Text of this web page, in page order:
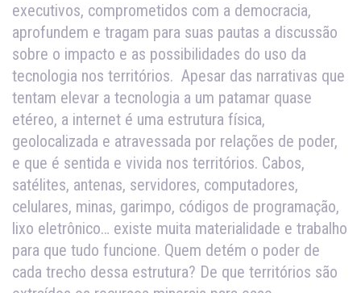
executivos, comprometidos com a democracia,
aprofundem e tragam para suas pautas a discussão
sobre o impacto e as possibilidades do uso da
tecnologia nos territórios. Apesar das narrativas que
tentam elevar a tecnologia a um patamar quase
etéreo, a internet é uma estrutura física,
geolocalizada e atravessada por relações de poder,
e que é sentida e vivida nos territórios. Cabos,
satélites, antenas, servidores, computadores,
celulares, minas, garimpo, códigos de programação,
lixo eletrônico… existe muita materialidade e trabalho
para que tudo funcione. Quem detém o poder de
cada trecho dessa estrutura? De que territórios são